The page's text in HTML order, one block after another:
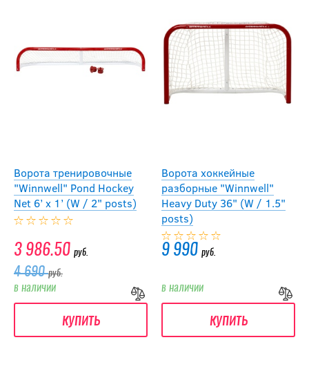
Ворота тренировочные
"Winnwell" Pond Hockey
Net 6’ x 1’ (W / 2" posts)
3 986.50 руб.
4 690руб.
в наличии
купить
Ворота хоккейные
разборные "Winnwell"
Heavy Duty 36" (W / 1.5"
posts)
9 990 руб.
в наличии
купить